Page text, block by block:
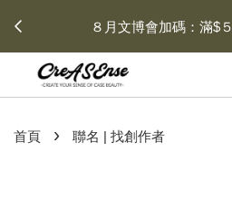
會員登入 領劵享折扣
首頁 › 聯名 | 找創作者